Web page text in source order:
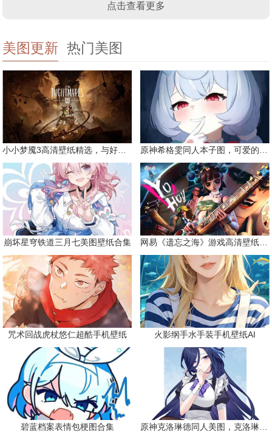
点击查看更多
美图更新 热门美图
小小梦魇3高清壁纸精选，与好友一同面对恐惧 原神希格雯同人本子图，可爱的双马尾
崩坏星穹铁道三月七美图壁纸合集 网易《遗忘之海》游戏高清壁纸精选
咒术回战虎杖悠仁超酷手机壁纸 火影纲手水手装手机壁纸AI
碧蓝档案表情包梗图合集 原神克洛琳德同人美图，克洛琳德战败会怎样